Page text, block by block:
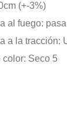
(+-3%)
al fuego: pasa
a la tracción:
color: Seco 5